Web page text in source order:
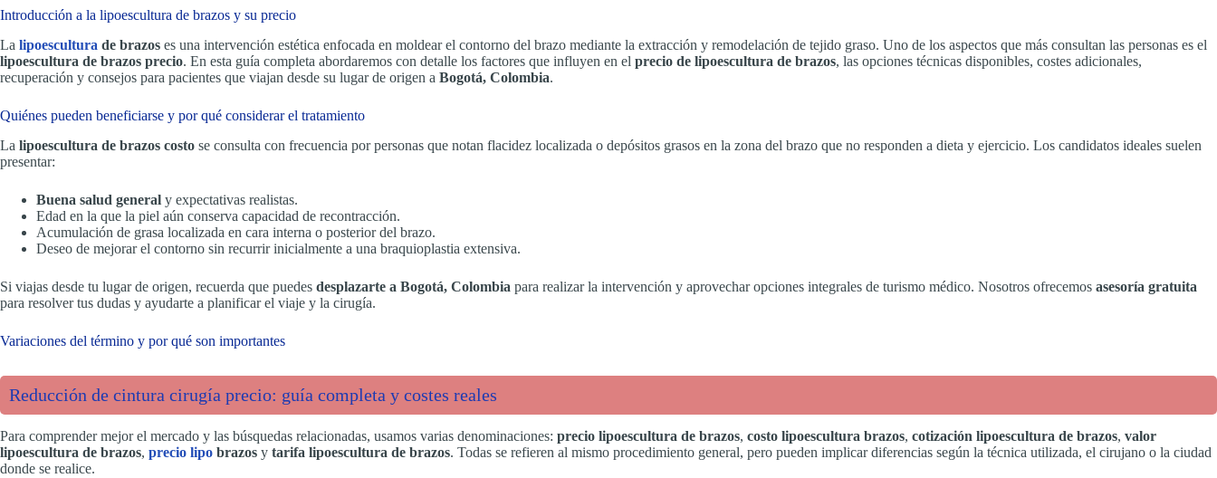
Introducción a la lipoescultura de brazos y su precio
La lipoescultura de brazos es una intervención estética enfocada en moldear el contorno del brazo mediante la extracción y remodelación de tejido graso. Uno de los aspectos que más consultan las personas es el
lipoescultura de brazos precio. En esta guía completa abordaremos con detalle los factores que influyen en el precio de lipoescultura de brazos, las opciones técnicas disponibles, costes adicionales,
recuperación y consejos para pacientes que viajan desde su lugar de origen a Bogotá, Colombia.
Quiénes pueden beneficiarse y por qué considerar el tratamiento
La lipoescultura de brazos costo se consulta con frecuencia por personas que notan flacidez localizada o depósitos grasos en la zona del brazo que no responden a dieta y ejercicio. Los candidatos ideales suelen
presentar:
Buena salud general y expectativas realistas.
Edad en la que la piel aún conserva capacidad de recontracción.
Acumulación de grasa localizada en cara interna o posterior del brazo.
Deseo de mejorar el contorno sin recurrir inicialmente a una braquioplastia extensiva.
Si viajas desde tu lugar de origen, recuerda que puedes desplazarte a Bogotá, Colombia para realizar la intervención y aprovechar opciones integrales de turismo médico. Nosotros ofrecemos asesoría gratuita
para resolver tus dudas y ayudarte a planificar el viaje y la cirugía.
Variaciones del término y por qué son importantes
Reducción de cintura cirugía precio: guía completa y costes reales
Para comprender mejor el mercado y las búsquedas relacionadas, usamos varias denominaciones: precio lipoescultura de brazos, costo lipoescultura brazos, cotización lipoescultura de brazos, valor
lipoescultura de brazos, precio lipo brazos y tarifa lipoescultura de brazos. Todas se refieren al mismo procedimiento general, pero pueden implicar diferencias según la técnica utilizada, el cirujano o la ciudad
donde se realice.